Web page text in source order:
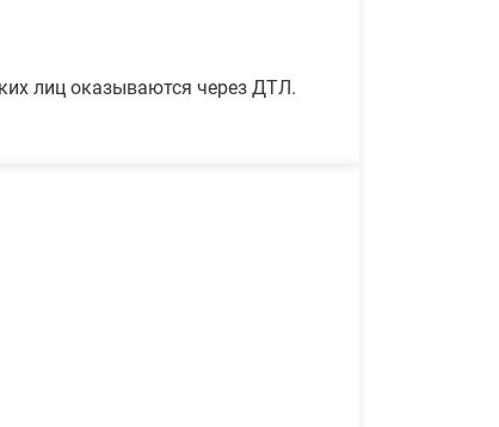
лиц оказываются через ДТЛ.